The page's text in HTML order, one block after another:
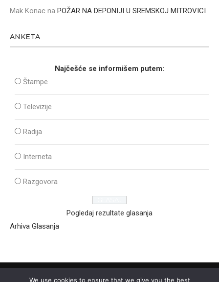
Mak Konac na POŽAR NA DEPONIJI U SREMSKOJ MITROVICI
ANKETA
Najčešće se informišem putem:
Štampe
Televizije
Radija
Interneta
Razgovora
Pogledaj rezultate glasanja
Arhiva Glasanja
We use cookies to ensure that we give you the best